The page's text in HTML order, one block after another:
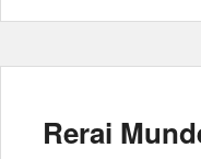
Rerai